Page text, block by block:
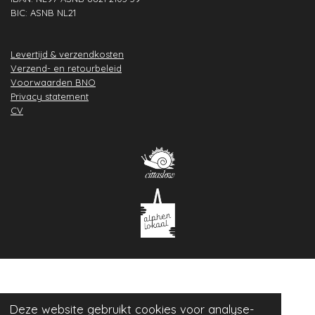
Deze website gebruikt cookies voor analyse-
BIC: ASNB NL21
Levertijd & verzendkosten
Verzend- en retourbeleid
Voorwaarden BNO
Privacy statement
CV